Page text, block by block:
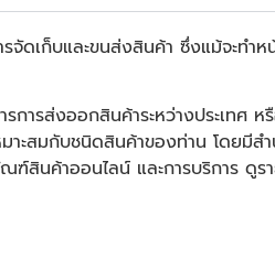
จัดเก็บและขนส่งสินค้า ซึ่งแม้จะท
ารส่งออกสินค้าระหว่างประเทศ ห
ะสมกับชนิดสินค้าของท่าน โดยมีส
นค้าออนไลน์ และการบริการ ดูรา